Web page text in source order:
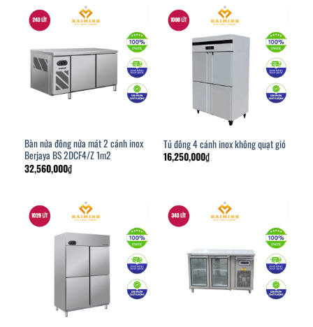
Bàn nửa đông nửa mát 2 cánh inox
Berjaya BS 2DCF4/Z 1m2
32,560,000₫
Tủ đông 4 cánh inox không quạt gió
16,250,000₫